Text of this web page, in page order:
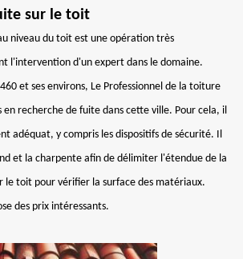
sur le toit
niveau du toit est une opération très
l'intervention d'un expert dans le domaine.
et ses environs, Le Professionnel de la toiture
en recherche de fuite dans cette ville. Pour cela, il
adéquat, y compris les dispositifs de sécurité. Il
et la charpente afin de délimiter l'étendue de la
le toit pour vérifier la surface des matériaux.
des prix intéressants.